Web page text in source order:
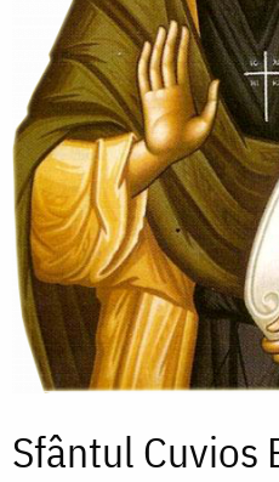
Sfântul Cuvios